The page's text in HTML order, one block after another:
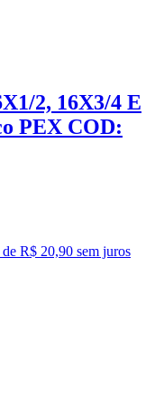
2, 16X3/4 E
PEX COD:
R$ 20,90 sem juros